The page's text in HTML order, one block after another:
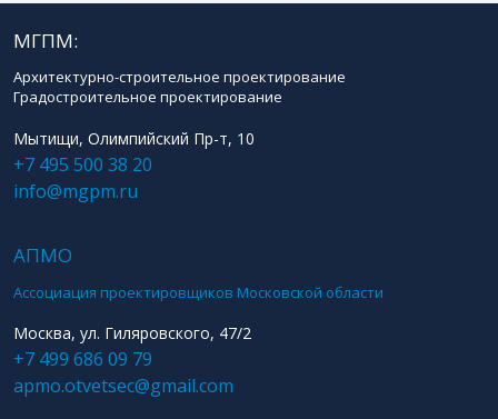
МГПМ:
Архитектурно-строительное проектирование
Градостроительное проектирование
Мытищи, Олимпийский Пр-т, 10
+7 495 500 38 20
info@mgpm.ru
АПМО
Ассоциация проектировщиков Московской области
Москва, ул. Гиляровского, 47/2
+7 499 686 09 79
apmo.otvetsec@gmail.com